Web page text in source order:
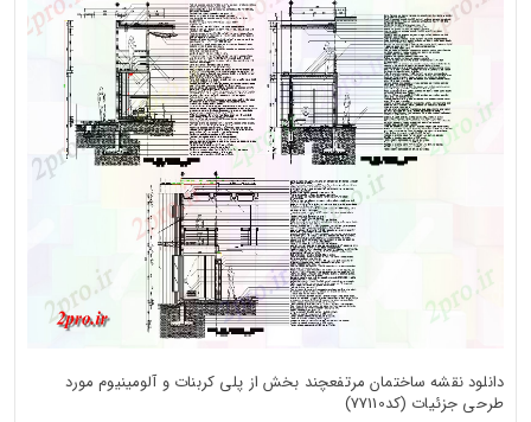
دانلود نقشه ساختمان مرتفعچند بخش از پلی کربنات و آلومینیوم مورد
طرحی جزئیات (کد77110)